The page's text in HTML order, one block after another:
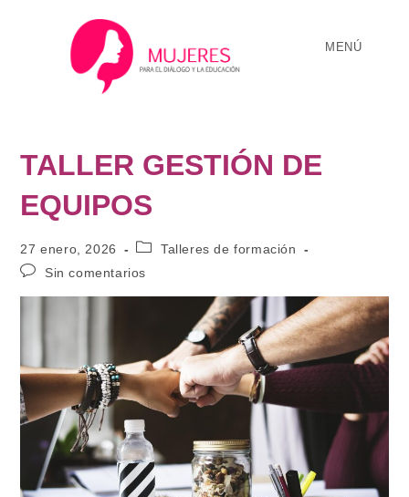
MENÚ
TALLER GESTIÓN DE
EQUIPOS
27 enero, 2026
Talleres de formación
Sin comentarios